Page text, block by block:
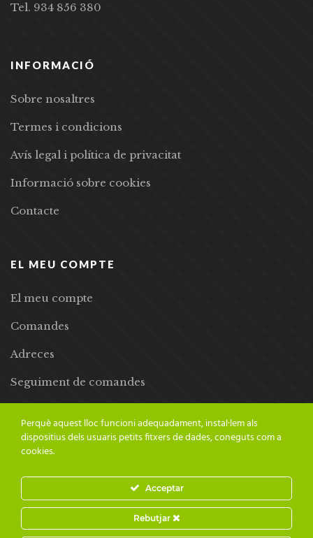
Tel. 934 856 380
INFORMACIÓ
Sobre nosaltres
Termes i condicions
Avís legal i política de privacitat
Informació sobre cookies
Contacte
EL MEU COMPTE
El meu compte
Comandes
Adreces
Seguiment de comandes
© 2024 Adesiara Editorial | Tots els drets reservats | Preus amb
IVA inclòs |Grademorphic
Perquè aquest lloc funcioni adequadament, instal·lem als
dispositius dels usuaris petits fitxers de dades, coneguts com a
cookies.
Acceptar
Rebutjar